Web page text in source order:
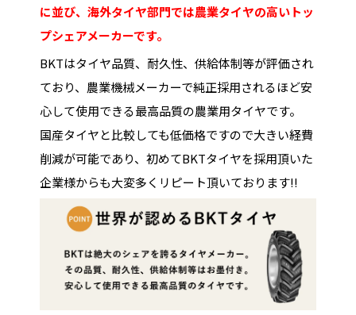
に並び、海外タイヤ部門では農業タイヤの高いトッ
プシェアメーカーです。
BKTはタイヤ品質、耐久性、供給体制等が評価され
ており、農業機械メーカーで純正採用されるほど安
心して使用できる最高品質の農業用タイヤです。
国産タイヤと比較しても低価格ですので大きい経費
削減が可能であり、初めてBKTタイヤを採用頂いた
企業様からも大変多くリピート頂いております!!